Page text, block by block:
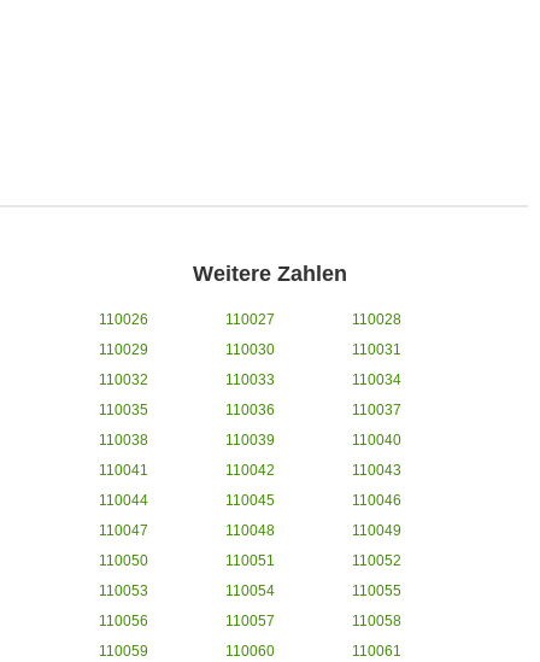
Weitere Zahlen
110026 110027
110028
110029
110030
110031
110032
110033
110034
110035
110036
110037
110038
110039
110040
110041
110042
110043
110044
110045
110046
110047
110048
110049
110050
110051
110052
110053
110054
110055
110056
110057
110058
110059
110060
110061